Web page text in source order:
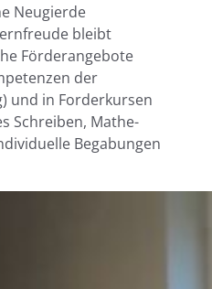
Neugierde
bleibt
Förderangebote
der
und in Forderkursen
Schreiben, Mathe-
Begabungen